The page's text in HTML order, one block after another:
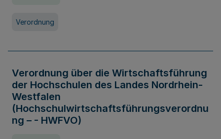
Verordnung
Verordnung über die Wirtschaftsführung
der Hochschulen des Landes Nordrhein-
Westfalen
(Hochschulwirtschaftsführungsverordnu
ng – - HWFVO)